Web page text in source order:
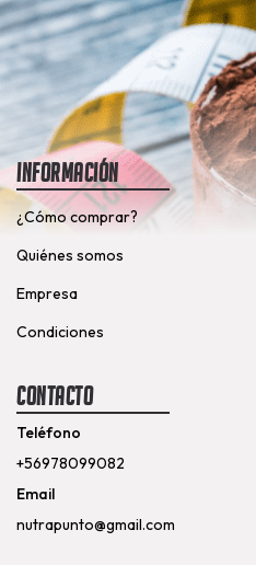
Información
¿Cómo comprar?
Quiénes somos
Empresa
Condiciones
Contacto
Teléfono
+56978099082
Email
nutrapunto@gmail.com